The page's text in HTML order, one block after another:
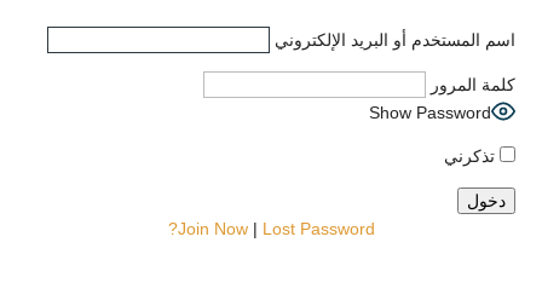
اسم المستخدم أو البريد الإلكتروني
كلمة المرور
Show Password
تذكرني
Join Now| Lost Password?